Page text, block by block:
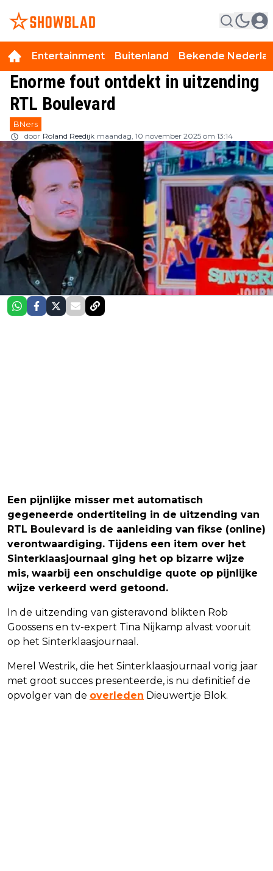
Entertainment Buitenland Bekende
Enorme fout ontdekt in uitzending
RTL Boulevard
BNers
door Roland Reedijk maandag, 10 november 2025 om 13:14
Een pijnlijke misser met automatisch
gegeneerde ondertiteling in de uitzending van
RTL Boulevard is de aanleiding van fikse (online)
verontwaardiging. Tijdens een item over het
Sinterklaasjournaal ging het op bizarre wijze
mis, waarbij een onschuldige quote op pijnlijke
wijze verkeerd werd getoond.
In de uitzending van gisteravond blikten Rob
Goossens en tv-expert Tina Nijkamp alvast vooruit
op het Sinterklaasjournaal.
Merel Westrik, die het Sinterklaasjournaal vorig jaar
met groot succes presenteerde, is nu definitief de
opvolger van de overleden Dieuwertje Blok.